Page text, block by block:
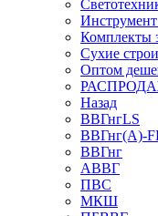
Инструмент
Комплекты
Сухие
Оптом
Назад
ВВГнгLS
ВВГнг(А)-
ВВГнг
АВВГ
ПВС
МКШ